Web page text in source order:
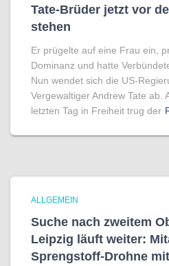
Tate-Brüder jetzt vor
stehen
Er prügelte auf eine Frau ein,
Dominanz und hatte
Nun wendet sich die US-
Vergewaltiger Andrew Tate ab.
letzten Tag in Freiheit trug der
ALLGEMEIN
Suche nach zweitem
Leipzig läuft weiter:
Sprengstoff-Drohne